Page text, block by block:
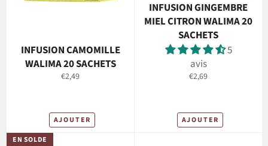
INFUSION CAMOMILLE
WALIMA 20 SACHETS
Prix
€2,49
AJOUTER
INFUSION GINGEMBRE
MIEL CITRON WALIMA 20
SACHETS
5
avis
Prix
€2,69
AJOUTER
EN SOLDE